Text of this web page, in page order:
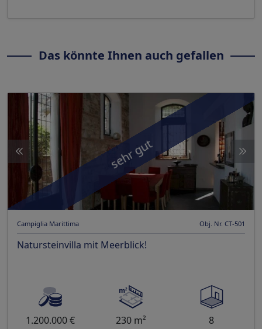
Das könnte Ihnen auch gefallen
sehr gut
Campiglia Marittima Obj. Nr. CT-501
Natursteinvilla mit Meerblick!
1.200.000 € 230 m² 8